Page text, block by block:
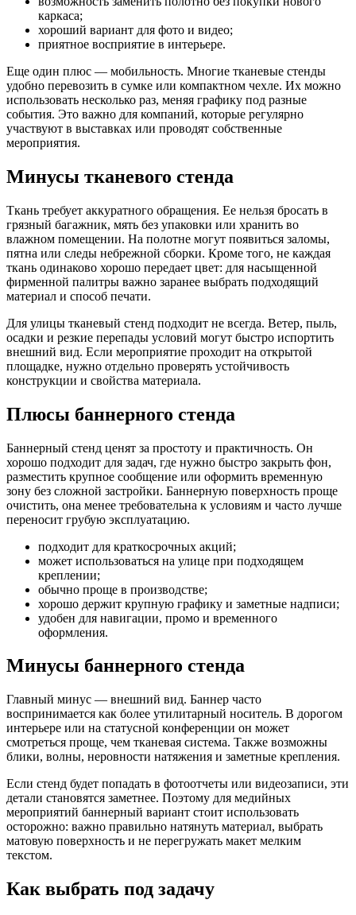
каркаса;
хороший вариант для фото и видео;
приятное восприятие в интерьере.
Еще один плюс — мобильность. Многие тканевые стенды
удобно перевозить в сумке или компактном чехле. Их можно
использовать несколько раз, меняя графику под разные
события. Это важно для компаний, которые регулярно
участвуют в выставках или проводят собственные
мероприятия.
Минусы тканевого стенда
Ткань требует аккуратного обращения. Ее нельзя бросать в
грязный багажник, мять без упаковки или хранить во
влажном помещении. На полотне могут появиться заломы,
пятна или следы небрежной сборки. Кроме того, не каждая
ткань одинаково хорошо передает цвет: для насыщенной
фирменной палитры важно заранее выбрать подходящий
материал и способ печати.
Для улицы тканевый стенд подходит не всегда. Ветер, пыль,
осадки и резкие перепады условий могут быстро испортить
внешний вид. Если мероприятие проходит на открытой
площадке, нужно отдельно проверять устойчивость
конструкции и свойства материала.
Плюсы баннерного стенда
Баннерный стенд ценят за простоту и практичность. Он
хорошо подходит для задач, где нужно быстро закрыть фон,
разместить крупное сообщение или оформить временную
зону без сложной застройки. Баннерную поверхность проще
очистить, она менее требовательна к условиям и часто лучше
переносит грубую эксплуатацию.
подходит для краткосрочных акций;
может использоваться на улице при подходящем
креплении;
обычно проще в производстве;
хорошо держит крупную графику и заметные надписи;
удобен для навигации, промо и временного
оформления.
Минусы баннерного стенда
Главный минус — внешний вид. Баннер часто
воспринимается как более утилитарный носитель. В дорогом
интерьере или на статусной конференции он может
смотреться проще, чем тканевая система. Также возможны
блики, волны, неровности натяжения и заметные крепления.
Если стенд будет попадать в фотоотчеты или видеозаписи, эти
детали становятся заметнее. Поэтому для медийных
мероприятий баннерный вариант стоит использовать
осторожно: важно правильно натянуть материал, выбрать
матовую поверхность и не перегружать макет мелким
текстом.
Как выбрать под задачу